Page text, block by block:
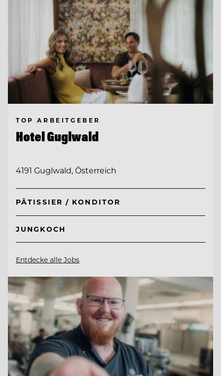
TOP ARBEITGEBER
Hotel Guglwald
4191 Guglwald, Österreich
PÂTISSIER / KONDITOR
JUNGKOCH
Entdecke alle Jobs